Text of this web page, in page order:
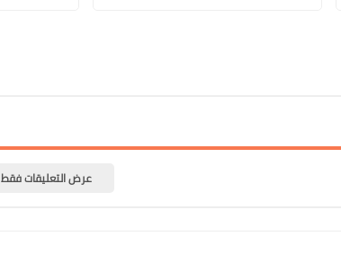
عرض التعليقات فقط